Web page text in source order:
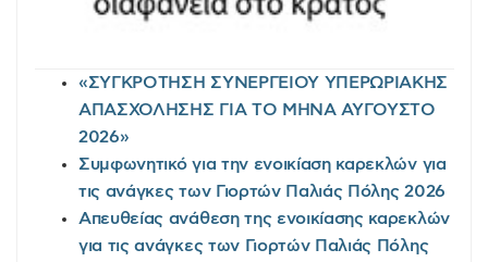
«ΣΥΓΚΡΟΤΗΣΗ ΣΥΝΕΡΓΕΙΟΥ ΥΠΕΡΩΡΙΑΚΗΣ
ΑΠΑΣΧΟΛΗΣΗΣ ΓΙΑ ΤΟ ΜΗΝΑ ΑΥΓΟΥΣΤΟ
2026»
Συμφωνητικό για την ενοικίαση καρεκλών για
τις ανάγκες των Γιορτών Παλιάς Πόλης 2026
Απευθείας ανάθεση της ενοικίασης καρεκλών
για τις ανάγκες των Γιορτών Παλιάς Πόλης